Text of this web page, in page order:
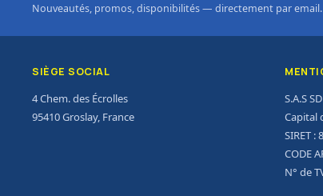
Nouveautés, promos, disponibilités — directement par email.
SIÈGE SOCIAL
4 Chem. des Écrolles
95410 Groslay, France
S.A.S
Capital
SIRET :
CODE
N° de